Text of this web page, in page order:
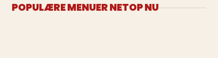
POPULÆRE MENUER NETOP NU